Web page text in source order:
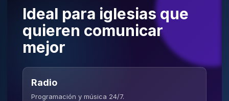
Ideal para iglesias que
quieren comunicar
mejor
Radio
Programación y música 24/7.